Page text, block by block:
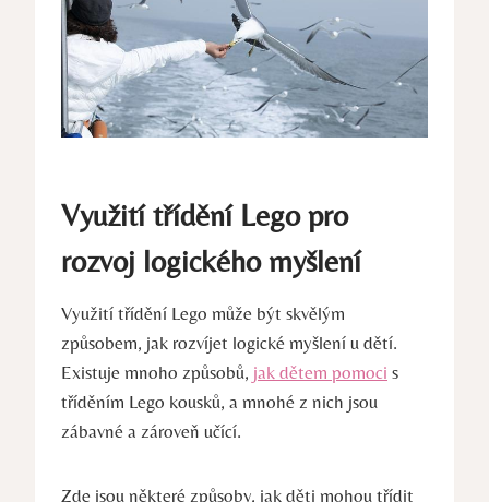
Využití třídění Lego pro
rozvoj logického myšlení
Využití třídění Lego může být skvělým
způsobem, jak rozvíjet logické myšlení u dětí.
Existuje mnoho‍ způsobů, jak dětem pomoci ⁢ s
tříděním Lego kousků, a mnohé z nich jsou
‍zábavné a zároveň učící.
Zde ‍jsou⁤ některé způsoby, jak děti mohou třídit